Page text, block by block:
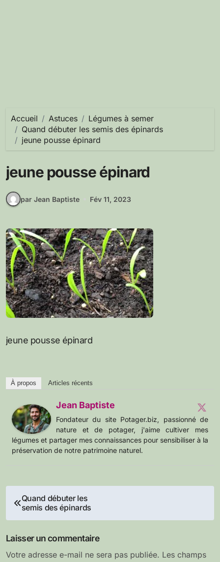
Accueil Astuces
Légumes à semer
Quand débuter les semis des épinards
jeune pousse épinard
jeune pousse épinard
par Jean Baptiste Fév 11, 2023
jeune pousse épinard
À propos Articles récents
Jean Baptiste
Fondateur du site Potager.biz, passionné de
nature et de potager, j'aime cultiver mes
légumes et partager mes connaissances pour sensibiliser à la
préservation de notre patrimoine naturel.
Navigation
de
l’article
Quand débuter les
semis des épinards
Laisser un commentaire
Votre adresse e-mail ne sera pas publiée. Les champs